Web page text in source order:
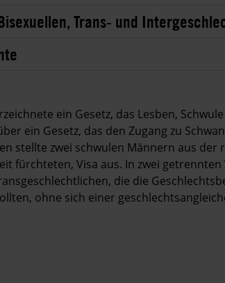
Trans- und
ein Gesetz, das Lesben,
ein Gesetz, das den Zugang zu
stellte zwei schwulen Männern aus der
fürchteten, Visa aus. In zwei
die die
ohne sich einer